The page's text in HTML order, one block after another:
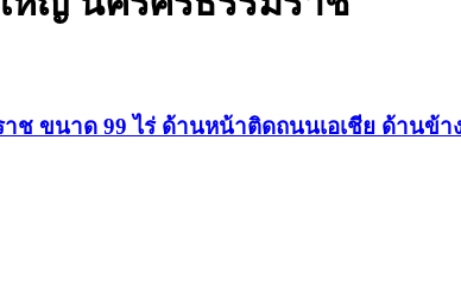
ช ขนาด 99 ไร่ ด้านหน้าติดถนนเอเชีย ด้านข้า